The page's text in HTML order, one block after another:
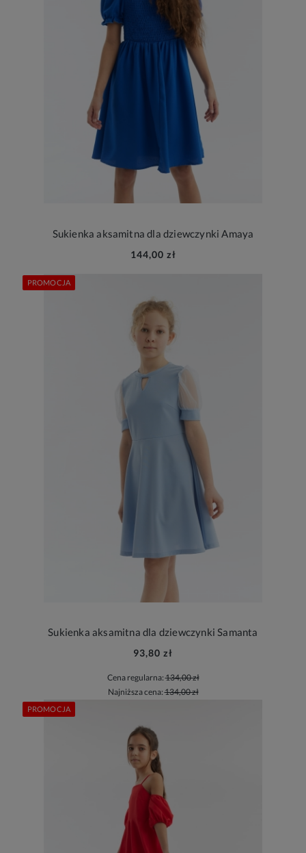
Sukienka aksamitna dla dziewczynki Amaya
144,00 zł
Sukienka aksamitna dla dziewczynki Samanta
93,80 zł
Cena regularna:134,00 zł
Najniższa cena:134,00 zł
PROMOCJA
PROMOCJA